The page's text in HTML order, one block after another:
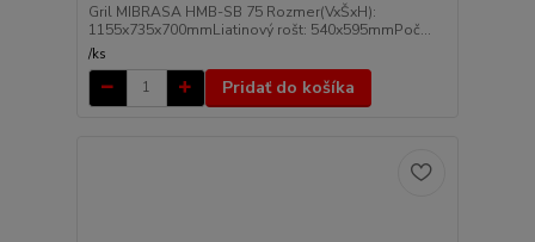
Gril MIBRASA HMB-SB 75 Rozmer(VxŠxH):
1155x735x700mmLiatinový rošt: 540x595mmPoč...
/ks
Pridať do košíka